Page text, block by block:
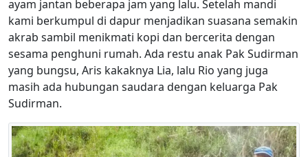
ayam jantan beberapa jam yang lalu. Setelah mandi
kami berkumpul di dapur menjadikan suasana semakin
akrab sambil menikmati kopi dan bercerita dengan
sesama penghuni rumah. Ada restu anak Pak Sudirman
yang bungsu, Aris kakaknya Lia, lalu Rio yang juga
masih ada hubungan saudara dengan keluarga Pak
Sudirman.